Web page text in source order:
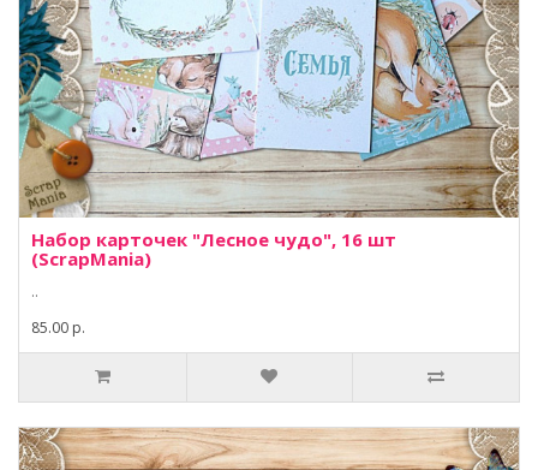
Набор карточек "Лесное чудо", 16 шт
(ScrapMania)
..
85.00 р.